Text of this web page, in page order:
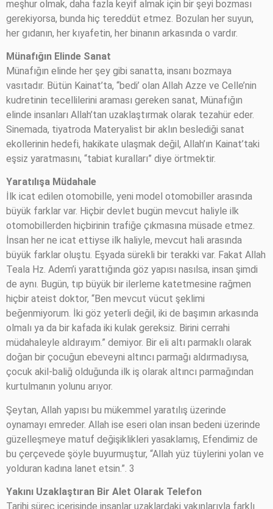
meşhur olmak, daha fazla keyif almak için bir şeyi bozması
gerekiyorsa, bunda hiç tereddüt etmez. Bozulan her suyun,
her gıdanın, her kıyafetin, her binanın arkasında o vardır.
Münafığın Elinde Sanat
Münafığın elinde her şey gibi sanatta, insanı bozmaya
vasıtadır. Bütün Kainat’ta, “bedi’ olan Allah Azze ve Celle’nin
kudretinin tecellilerini araması gereken sanat, Münafığın
elinde insanları Allah’tan uzaklaştırmak olarak tezahür eder.
Sinemada, tiyatroda Materyalist bir aklın beslediği sanat
ekollerinin hedefi, hakikate ulaşmak değil, Allah’ın Kainat’taki
eşsiz yaratmasını, “tabiat kuralları” diye örtmektir.
Yaratılışa Müdahale
İlk icat edilen otomobille, yeni model otomobiller arasında
büyük farklar var. Hiçbir devlet bugün mevcut haliyle ilk
otomobillerden hiçbirinin trafiğe çıkmasına müsade etmez.
İnsan her ne icat ettiyse ilk haliyle, mevcut hali arasında
büyük farklar oluştu. Eşyada sürekli bir terakki var. Fakat Allah
Teala Hz. Adem’i yarattığında göz yapısı nasılsa, insan şimdi
de aynı. Bugün, tıp büyük bir ilerleme katetmesine rağmen
hiçbir ateist doktor, “Ben mevcut vücut şeklimi
beğenmiyorum. İki göz yeterli değil, iki de başımın arkasında
olmalı ya da bir kafada iki kulak gereksiz. Birini cerrahi
müdahaleyle aldırayım.” demiyor. Bir eli altı parmaklı olarak
doğan bir çocuğun ebeveyni altıncı parmağı aldırmadıysa,
çocuk akil-baliğ olduğunda ilk iş olarak altıncı parmağından
kurtulmanın yolunu arıyor.
Şeytan, Allah yapısı bu mükemmel yaratılış üzerinde
oynamayı emreder. Allah ise eseri olan insan bedeni üzerinde
güzelleşmeye matuf değişiklikleri yasaklamış, Efendimiz de
bu çerçevede şöyle buyurmuştur, “Allah yüz tüylerini yolan ve
yolduran kadına lanet etsin.”. 3
Yakını Uzaklaştıran Bir Alet Olarak Telefon
Tarihi süreç içerisinde insanlar uzaklardaki yakınlarıyla farklı